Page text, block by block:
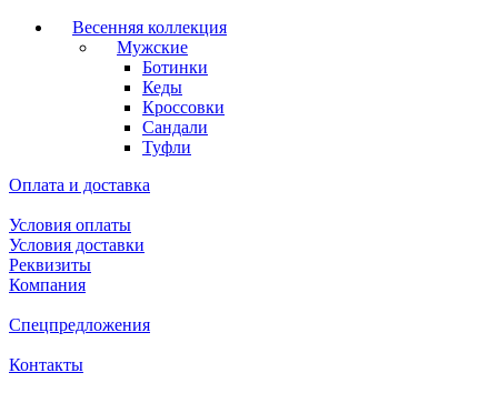
Весенняя коллекция
Мужские
Ботинки
Кеды
Кроссовки
Сандали
Туфли
Оплата и доставка
Условия оплаты
Условия доставки
Реквизиты
Компания
Спецпредложения
Контакты